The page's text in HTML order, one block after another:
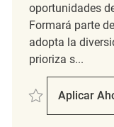
oportunidades
Formará parte
adopta la
prioriza s...
SalvarAplicar